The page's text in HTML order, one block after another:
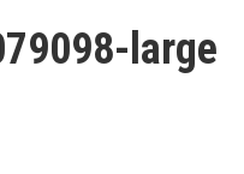
large